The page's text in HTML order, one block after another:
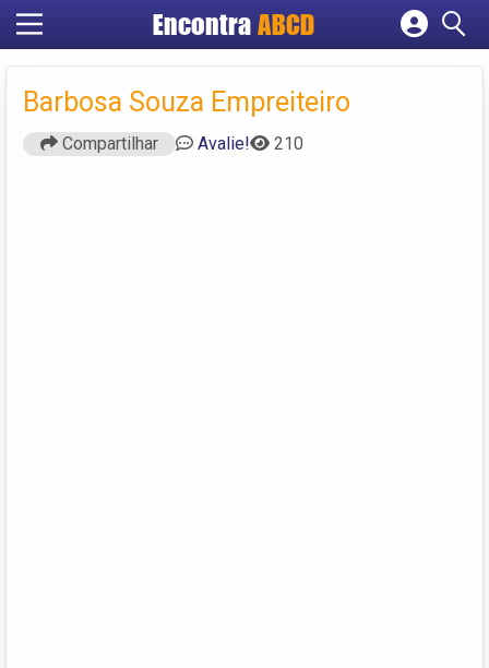
EncontraABCD
Cadastrar empresa
Criar conta
Barbosa Souza Empreiteiro
Compartilhar Avalie! 210